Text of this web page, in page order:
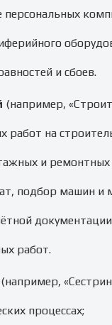
персональных
и сбоев.
(например,
работ на
и ремонтных
подбор машин и
работ.
(например,
процессах;